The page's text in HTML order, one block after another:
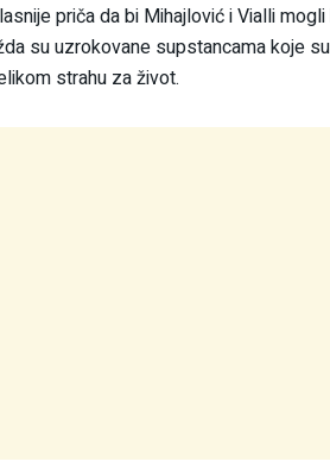
priča da bi Mihajlović i Vialli
su uzrokovane supstancama koje
strahu za život.